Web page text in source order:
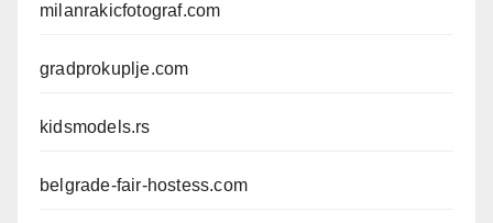
milanrakicfotograf.com
gradprokuplje.com
kidsmodels.rs
belgrade-fair-hostess.com